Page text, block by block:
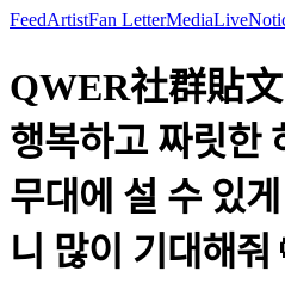
FeedArtistFan LetterMediaLive
QWER社群貼文
행복하고 짜릿한
무대에 설 수 있
니 많이 기대해